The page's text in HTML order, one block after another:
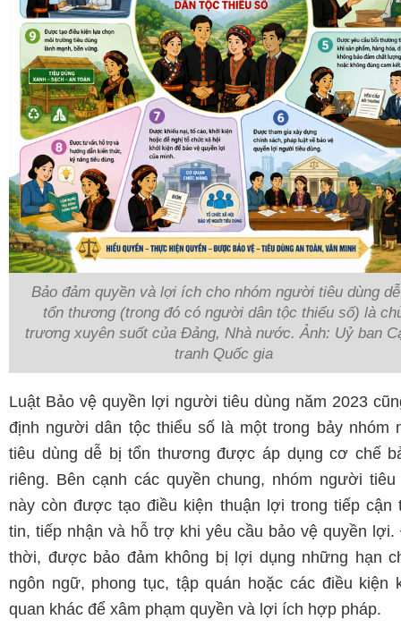
Bảo đảm quyền và lợi ích cho nhóm người tiêu dùng
tổn thương (trong đó có người dân tộc thiểu số) là
trương xuyên suốt của Đảng, Nhà nước. Ảnh: Uỷ ban
tranh Quốc gia
Luật Bảo vệ quyền lợi người tiêu dùng năm 2023
định người dân tộc thiểu số là một trong bảy nhóm
tiêu dùng dễ bị tổn thương được áp dụng cơ chế
riêng. Bên cạnh các quyền chung, nhóm người tiêu
này còn được tạo điều kiện thuận lợi trong tiếp cận
tin, tiếp nhận và hỗ trợ khi yêu cầu bảo vệ quyền lợi.
thời, được bảo đảm không bị lợi dụng những hạn
ngôn ngữ, phong tục, tập quán hoặc các điều kiện
quan khác để xâm phạm quyền và lợi ích hợp pháp.